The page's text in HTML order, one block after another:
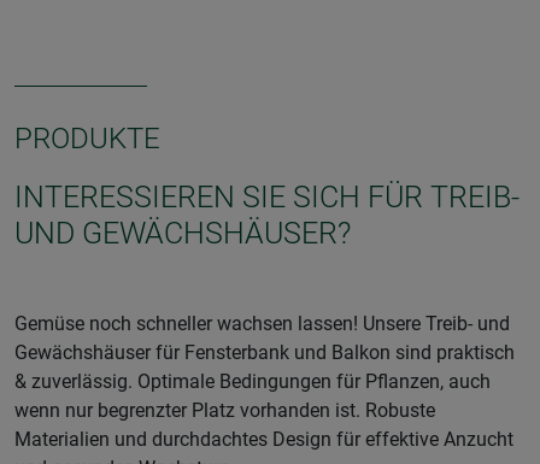
PRODUKTE
INTERESSIEREN SIE SICH FÜR TREIB-
UND GEWÄCHSHÄUSER?
Gemüse noch schneller wachsen lassen! Unsere Treib- und
Gewächshäuser für Fensterbank und Balkon sind praktisch
& zuverlässig. Optimale Bedingungen für Pflanzen, auch
wenn nur begrenzter Platz vorhanden ist. Robuste
Materialien und durchdachtes Design für effektive Anzucht